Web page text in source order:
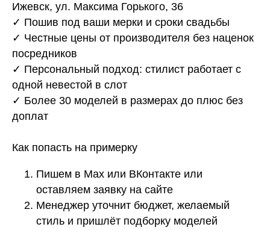
Ижевск, ул. Максима Горького, 36
✓ Пошив под ваши мерки и сроки свадьбы
✓ Честные цены от производителя без наценок
посредников
✓ Персональный подход: стилист работает с
одной невестой в слот
✓ Более 30 моделей в размерах до плюс без
доплат
Как попасть на примерку
Пишем в Max или ВКонтакте или
оставляем заявку на сайте
Менеджер уточнит бюджет, желаемый
стиль и пришлёт подборку моделей